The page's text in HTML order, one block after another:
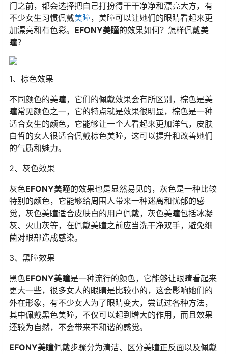
门之前，都会选择把自己打扮得干干净净和漂亮大方，有
不少女生习惯佩戴美瞳，美瞳可以让她们的眼睛看起来更
加漂亮和有色彩。 EFONY美瞳的效果如何？怎样佩戴美
瞳？
1、棕色效果
不同颜色的美瞳，它们的佩戴效果会有所区别，棕色是美
瞳常见颜色之一，它的特点就是效果很明显，棕色是一种
适合女生的颜色，它能够让一个人看起来更加洋气，皮肤
白皙的女人很适合佩戴棕色美瞳，这可以提升和改善她们
的气质和魅力。
2、灰色效果
灰色EFONY美瞳的效果也是显然易见的，灰色是一种比较
特别的颜色，它能够给周围人带来一种迷离和忧郁的感
觉，灰色美瞳适合皮肤白的用户佩戴，灰色美瞳包括冰凝
灰、火山灰等，在佩戴美瞳之前应当洗干净双手，避免细
菌对眼部造成感染。
3、黑瞳效果
黑色EFONY美瞳是一种流行的颜色，它能够让眼睛看起来
更大一些，很多女人的眼睛是比较小的，这会影响她们的
外在形象，有不少女人为了眼睛变大，尝试过各种方法，
其中佩戴黑色美瞳，不仅可以起到增大的作用，而且效果
还较为自然，不会带来不和谐的感觉。
EFONY美瞳佩戴步骤分为清洁、区分美瞳正反面以及佩戴